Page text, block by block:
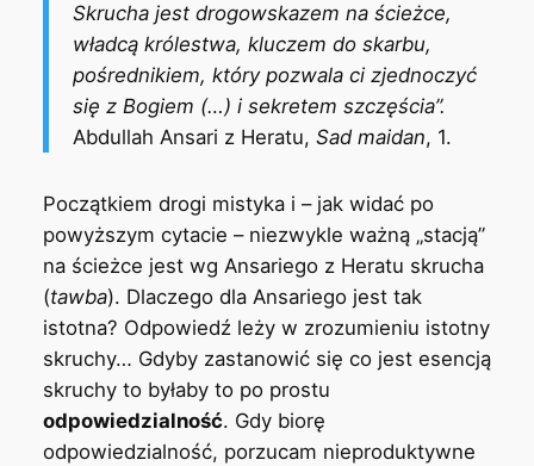
Skrucha jest drogowskazem na ścieżce,
władcą królestwa, kluczem do skarbu,
pośrednikiem, który pozwala ci zjednoczyć
się z Bogiem (…) i sekretem szczęścia”.
Abdullah Ansari z Heratu, Sad maidan, 1.
Początkiem drogi mistyka i – jak widać po
powyższym cytacie – niezwykle ważną „stacją”
na ścieżce jest wg Ansariego z Heratu skrucha
(tawba). Dlaczego dla Ansariego jest tak
istotna? Odpowiedź leży w zrozumieniu istotny
skruchy… Gdyby zastanowić się co jest esencją
skruchy to byłaby to po prostu
odpowiedzialność. Gdy biorę
odpowiedzialność, porzucam nieproduktywne